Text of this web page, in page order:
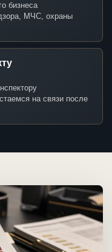
бизнеса
МЧС, охраны
на связи после